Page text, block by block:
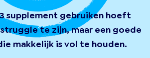
supplement gebruiken hoeft
te zijn, maar een goede
makkelijk is vol te houden.